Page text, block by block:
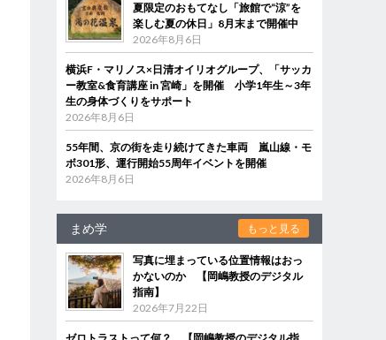
夏限定のおもてなし「旅館で“涼”を
楽しむ夏の休日」8月末まで開催中
2026年8月6日
横浜F・マリノス×日清オイリオグループ、「サッカ
ー教室&食育講座 in 宮崎」を開催 小学1年生～3年
生の身体づくりをサポート
2026年8月6日
55年間、京の街を走り続けてきた車両 嵐山線・モ
ボ301形、運行開始55周年イベントを開催
2026年8月6日
まめ学 もっと見る
写真に埋まっている位置情報はおっ
かないのか 【岡嶋教授のデジタル
指南】
2026年7月22日